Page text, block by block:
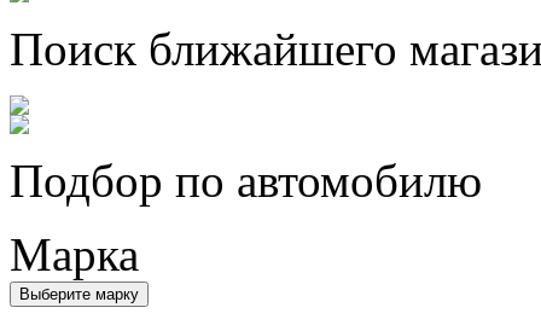
Поиск ближайшего
Подбор по автомобилю
Марка
Выберите марку